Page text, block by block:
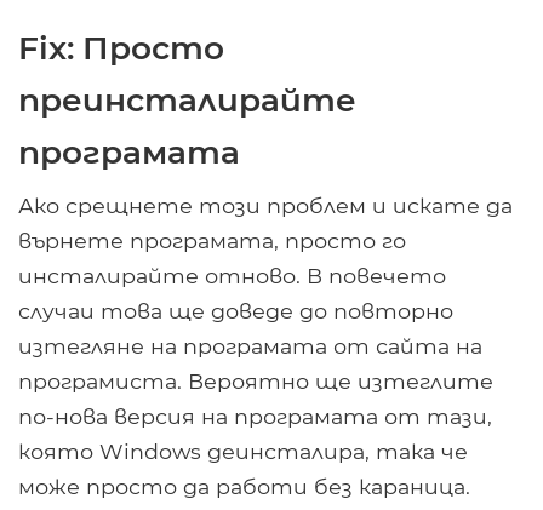
Fix: Просто
преинсталирайте
програмата
Ако срещнете този проблем и искате да
върнете програмата, просто го
инсталирайте отново. В повечето
случаи това ще доведе до повторно
изтегляне на програмата от сайта на
програмиста. Вероятно ще изтеглите
по-нова версия на програмата от тази,
която Windows деинсталира, така че
може просто да работи без караница.